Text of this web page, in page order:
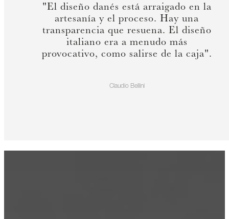
"El diseño danés está arraigado en la
artesanía y el proceso. Hay una
transparencia que resuena. El diseño
italiano era a menudo más
provocativo, como salirse de la caja".
Claudio Bellini